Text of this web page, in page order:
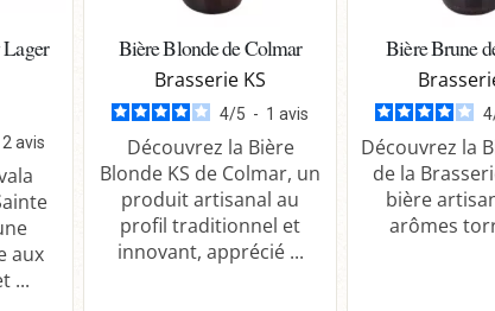
2 avis
aux
...
Bière Blonde de Colmar
Brasserie KS
4/5 - 1 avis
Découvrez la Bière
Blonde KS de Colmar, un
produit artisanal au
profil traditionnel et
innovant, apprécié ...
Bière Brune
4
Découvrez la
de la
bière
arômes